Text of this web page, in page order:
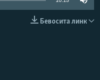
Бевосита линк